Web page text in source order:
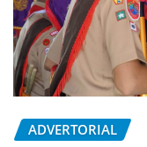
ADVERTORIAL